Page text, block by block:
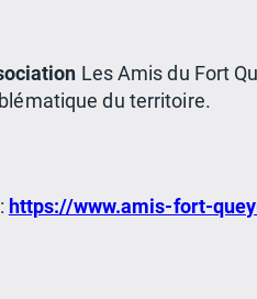
Les Amis du Fort
du territoire.
https://www.amis-fort-